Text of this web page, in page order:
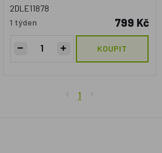
2DLE11878
1 týden
799 Kč
KOUPIT
1